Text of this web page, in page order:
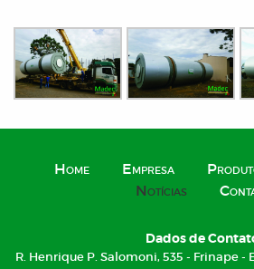
Home Empresa
Notícias
Dados de
R. Henrique P. Salomoni, 535 - Frinape -